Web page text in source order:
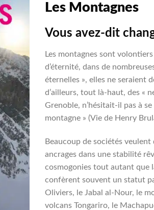
Les Montagnes
Vous avez-dit
Les montagnes sont
d’éternité, dans de
éternelles », elles ne seraient
d’ailleurs, tout là-haut, des «
Grenoble, n’hésitait-il pas à
montagne » (Vie de Henry
Beaucoup de sociétés veulent
ancrages dans une stabilité
cosmogonies tout autant que
confèrent souvent un statut
Oliviers, le Jabal al-Nour, le
volcans Tongariro, le